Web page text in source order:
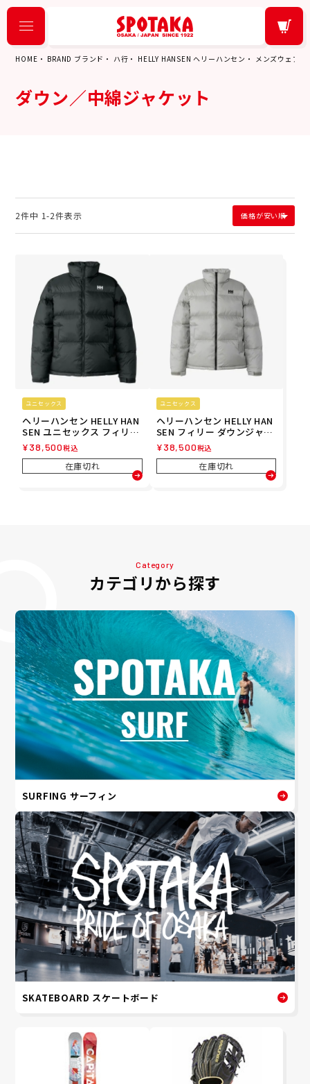
HOME BRAND ブランド ハ行 HELLY HANSEN ヘリーハンセン メンズウェア
ダウン／中綿ジャケット
価格が安い順
2件中 1-2件表示
ユニセックス
ヘリーハンセン HELLY HAN
SEN ユニセックス フィリー
ダウンジャケット FILLY DO
WN JACKET 中綿ジャケッ
ト HM12580-K 25FW 秋冬
¥38,500税込
在庫切れ
ユニセックス
ヘリーハンセン HELLY HAN
SEN フィリー ダウンジャケ
ット FILLY DOWN JACKET
中綿 ジャケット HM12580-
OG 25FW 秋冬
¥38,500税込
在庫切れ
Category
カテゴリから探す
SURFING サーフィン
SKATEBOARD スケートボード